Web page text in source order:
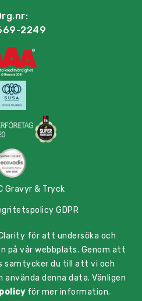
2249
Gravyr & Tryck
GDPR
för att undersöka och
på vår webbplats. Genom att
samtycker du till att vi och
denna data. Vänligen
för mer information.